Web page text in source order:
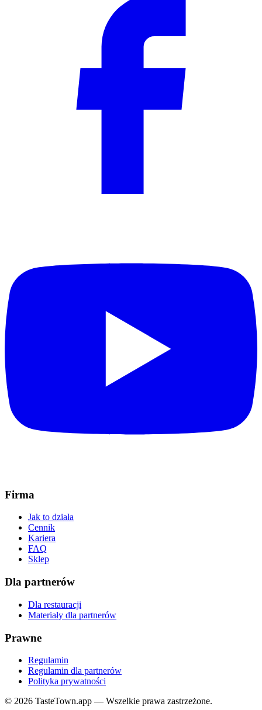
Firma
Jak to działa
Cennik
Kariera
FAQ
Sklep
Dla partnerów
Dla restauracji
Materiały dla partnerów
Prawne
Regulamin
Regulamin dla partnerów
Polityka prywatności
© 2026 TasteTown.app — Wszelkie prawa zastrzeżone.